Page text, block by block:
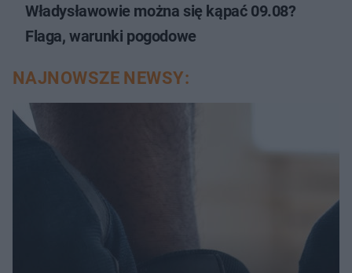
Władysławowie można się kąpać 09.08?
Flaga, warunki pogodowe
NAJNOWSZE NEWSY: